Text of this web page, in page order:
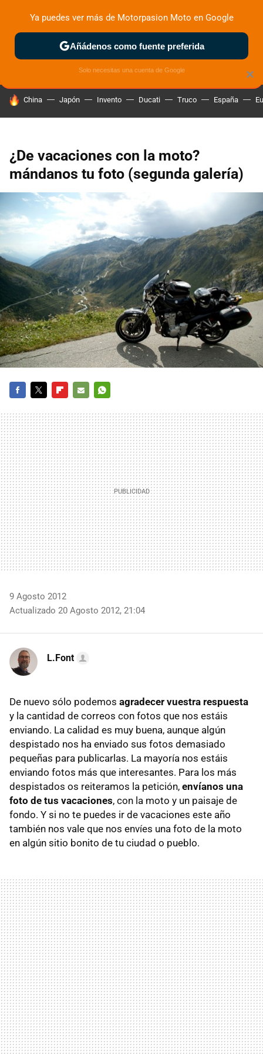
ZONA DE PRUEBAS DEPORTIVAS MOTOS ELÉCTRICAS
HOY SE HABLA DE
China Japón Invento Ducati Truco España
¿De vacaciones con la moto?
mándanos tu foto (segunda galería)
MAIL
9 Agosto 2012
Actualizado 20 Agosto 2012, 21:04
L.Font
De nuevo sólo podemos agradecer vuestra respuesta
y la cantidad de correos con fotos que nos estáis
enviando. La calidad es muy buena, aunque algún
despistado nos ha enviado sus fotos demasiado
pequeñas para publicarlas. La mayoría nos estáis
enviando fotos más que interesantes. Para los más
despistados os reiteramos la petición, envíanos una
foto de tus vacaciones, con la moto y un paisaje de
fondo. Y si no te puedes ir de vacaciones este año
también nos vale que nos envíes una foto de la moto
en algún sitio bonito de tu ciudad o pueblo.
×
Ya puedes ver más de Motorpasion Moto en Google
Añádenos como fuente preferida
Solo necesitas una cuenta de Google